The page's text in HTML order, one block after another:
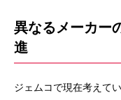
異なるメーカー
進
ジェムコで現在考えて